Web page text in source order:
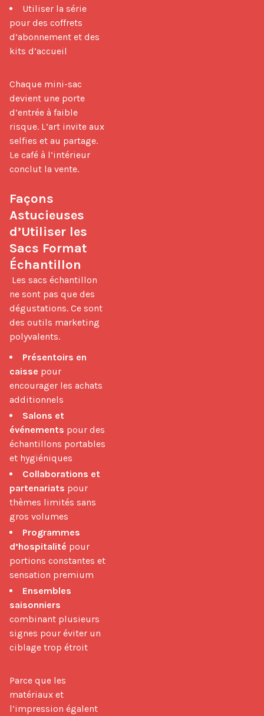
Utiliser la série
pour des coffrets
d’abonnement et des
kits d’accueil
Chaque mini-sac
devient une porte
d’entrée à faible
risque. L’art invite aux
selfies et au partage.
Le café à l’intérieur
conclut la vente.
Façons
Astucieuses
d’Utiliser les
Sacs Format
Échantillon
ne sont pas que des
dégustations. Ce sont
des outils marketing
polyvalents.
Présentoirs en
caisse pour
encourager les achats
additionnels
Salons et
événements pour des
échantillons portables
et hygiéniques
Collaborations et
partenariats pour
thèmes limités sans
gros volumes
Programmes
d’hospitalité pour
portions constantes et
sensation premium
Ensembles
saisonniers
combinant plusieurs
signes pour éviter un
ciblage trop étroit
Parce que les
matériaux et
l’impression égalent